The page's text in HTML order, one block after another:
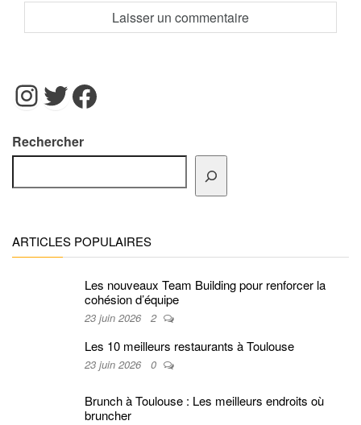
Instagram
TwitterFacebook
Rechercher
ARTICLES POPULAIRES
Les nouveaux Team Building pour renforcer la
cohésion d’équipe
23 juin 2026 2
Les 10 meilleurs restaurants à Toulouse
23 juin 2026 0
Brunch à Toulouse : Les meilleurs endroits où
bruncher